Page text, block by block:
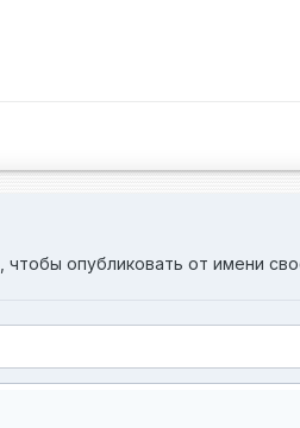
, чтобы опубликовать от имени